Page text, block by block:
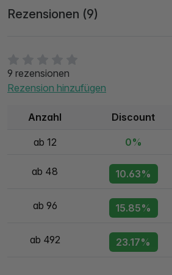
9 rezensionen
Rezension hinzufügen
Anzahl Discount
ab 12 0%
ab 48 10.63%
ab 96 15.85%
ab 492 23.17%
Rezensionen (9)